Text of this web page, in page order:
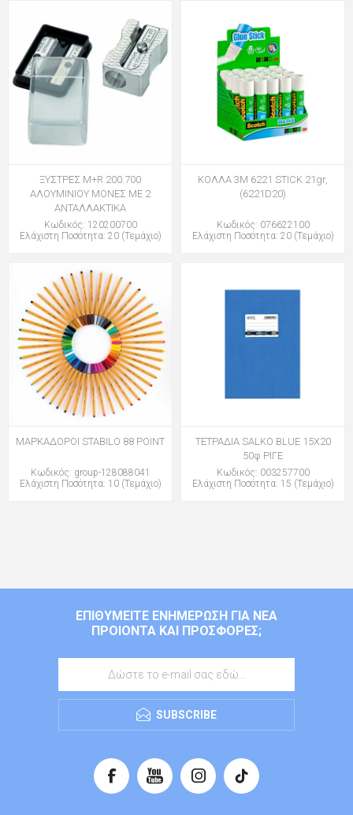
ΞΥΣΤΡΕΣ M+R 200.700
ΑΛΟΥΜΙΝΙΟΥ ΜΟΝΕΣ ΜΕ 2
ΑΝΤΑΛΛΑΚΤΙΚΑ
Κωδικός: 120200700
Ελάχιστη Ποσότητα: 20 (Τεμάχιο)
ΚΟΛΛΑ 3Μ 6221 STICK 21gr,
(6221D20)
Κωδικός: 076622100
Ελάχιστη Ποσότητα: 20 (Τεμάχιο)
ΜΑΡΚΑΔΟΡΟΙ STABILO 88 POINT
Κωδικός: group-128088041
Ελάχιστη Ποσότητα: 10 (Τεμάχιο)
ΤΕΤΡΑΔΙΑ SALKO BLUE 15Χ20
50φ ΡΙΓΕ
Κωδικός: 003257700
Ελάχιστη Ποσότητα: 15 (Τεμάχιο)
ΕΠΙΘΥΜΕΊΤΕ ΕΝΗΜΈΡΩΣΗ ΓΙΑ ΝΈΑ
ΠΡΟΙΌΝΤΑ ΚΑΙ ΠΡΟΣΦΟΡΈΣ;
SUBSCRIBE